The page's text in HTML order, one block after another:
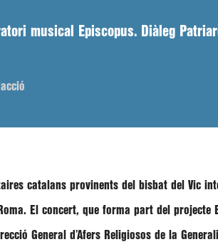
musical Episcopus. Diàleg
catalans provinents del bisbat del Vic
. El concert, que forma part del projecte
General d’Afers Religiosos de la